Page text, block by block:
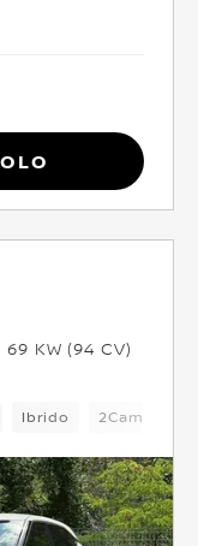
69 KW (94 CV)
Ibrido 2Cambio